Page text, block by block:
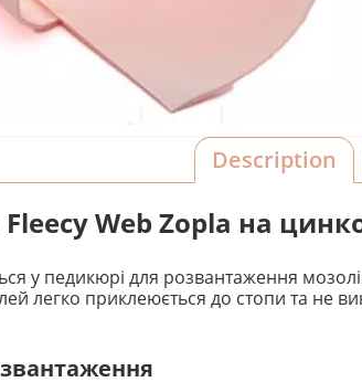
Description
Web Zopla на
у педикюрі для розвантаження
легко приклеюється до стопи та не